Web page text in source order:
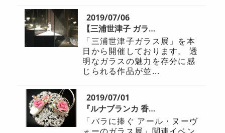
2019/07/06
【三浦世津子 ガラス展】がはじまりました
「三浦世津子ガラス展」を本
日から開催しております。 透
明なガラスの魅力を存分に感
じられる作品が並...
2019/07/01
『ルナブランカ 香りの花手作り体験』(7/28）
「バラに捧ぐ アール・ヌーヴ